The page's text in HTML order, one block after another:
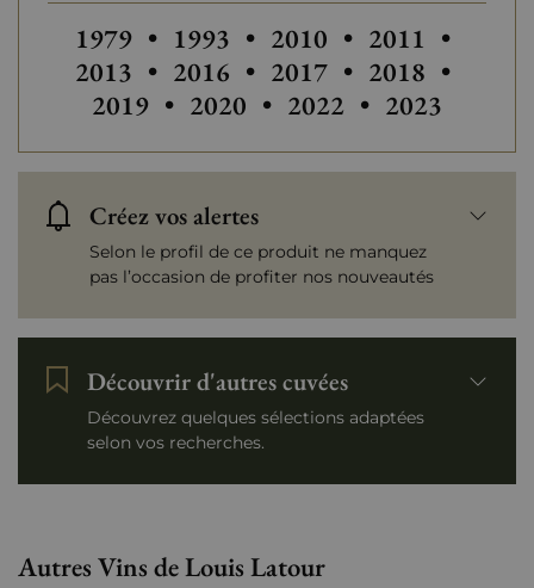
Autres millésimes de Louis Latour
1979 • Autres millésimes de Louis
1993 • Autres millésimes de
2010 • 2011 •
2013 • 2016 • 2017 • Autres
2018 •
2019 • 2020 • 2022 • 2023
Créez vos alertes
Selon le profil de ce produit ne manquez
pas l’occasion de profiter nos nouveautés
Découvrir d'autres cuvées
Découvrez quelques sélections adaptées
selon vos recherches.
Autres Vins de Louis Latour